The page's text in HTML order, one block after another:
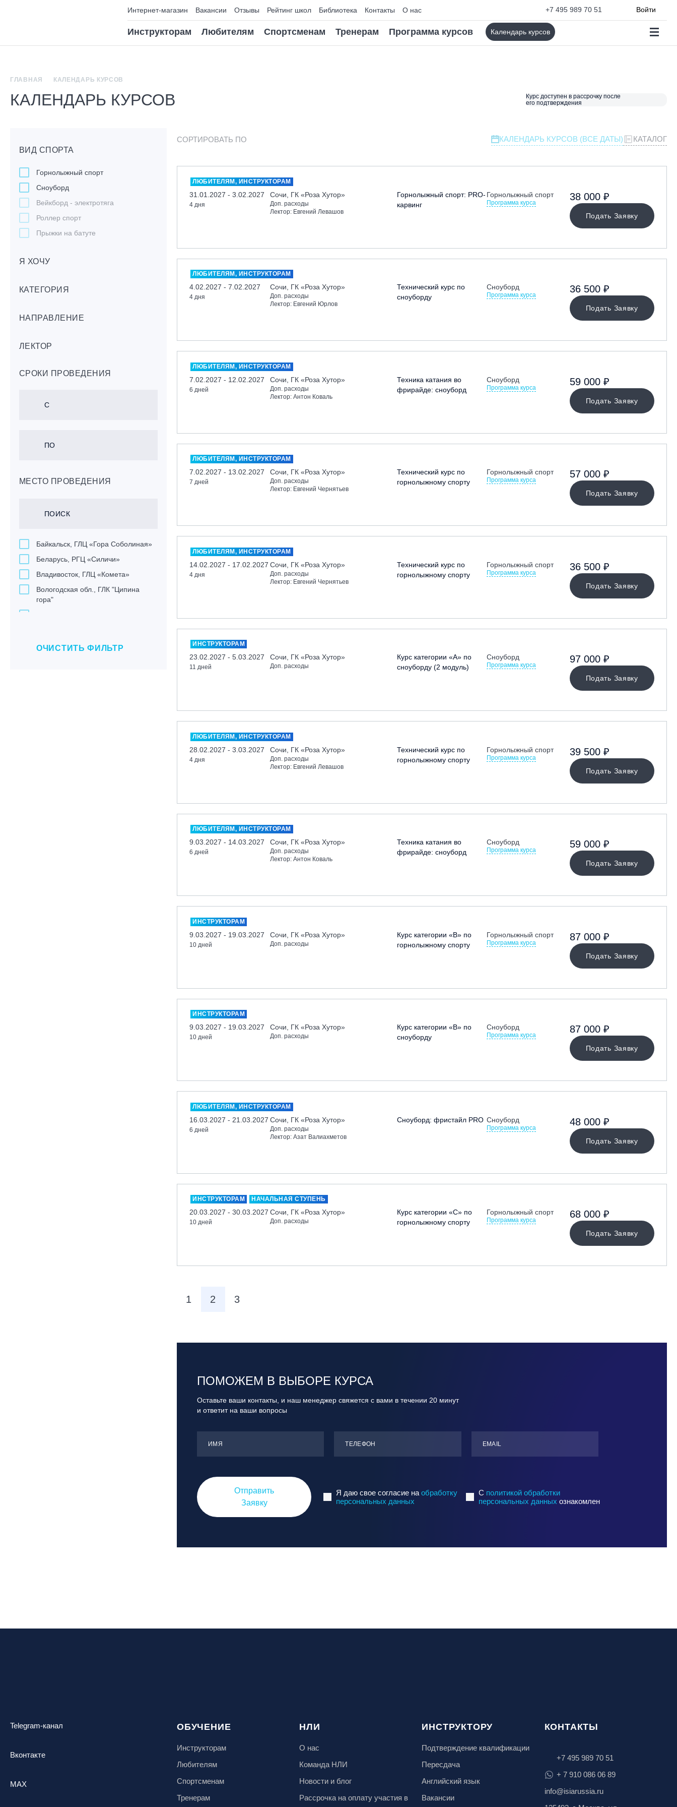
Интернет-магазин Вакансии Отзывы Рейтинг школ Библиотека Контакты О нас +7 495 989 70 51 Войти
Инструкторам Любителям Спортсменам Тренерам Программа курсов Календарь курсов
ГЛАВНАЯ КАЛЕНДАРЬ КУРСОВ
КАЛЕНДАРЬ КУРСОВ
Курс доступен в рассрочку после
его подтверждения
ВИД СПОРТА
Горнолыжный спорт
Сноуборд
Вейкборд - электротяга
Роллер спорт
Прыжки на батуте
Лонгбординг
бордах
Игровые виды спорта
Мечевой бой
Я ХОЧУ
КАТЕГОРИЯ
НАПРАВЛЕНИЕ
ЛЕКТОР
СРОКИ ПРОВЕДЕНИЯ
МЕСТО ПРОВЕДЕНИЯ
Байкальск, ГЛЦ «Гора Соболиная»
Беларусь, РГЦ «Силичи»
Владивосток, ГЛЦ «Комета»
Вологодская обл., ГЛК "Ципина
гора"
Екатеринбург, ГЛЦ «Уктус»
ОЧИСТИТЬ ФИЛЬТР
СОРТИРОВАТЬ ПО КАЛЕНДАРЬ КУРСОВ (ВСЕ ДАТЫ) КАТАЛОГ
ЛЮБИТЕЛЯМ, ИНСТРУКТОРАМ
31.01.2027 - 3.02.2027
4 дня
Сочи, ГК «Роза Хутор»
Доп. расходы
Лектор: Евгений Левашов
Горнолыжный спорт: PRO-
карвинг
Горнолыжный спорт
Программа курса
Подать Заявку
38 000 ₽
ЛЮБИТЕЛЯМ, ИНСТРУКТОРАМ
4.02.2027 - 7.02.2027
4 дня
Сочи, ГК «Роза Хутор»
Доп. расходы
Лектор: Евгений Юрлов
Технический курс по
сноуборду
Сноуборд
Программа курса
Подать Заявку
36 500 ₽
ЛЮБИТЕЛЯМ, ИНСТРУКТОРАМ
7.02.2027 - 12.02.2027
6 дней
Сочи, ГК «Роза Хутор»
Доп. расходы
Лектор: Антон Коваль
Техника катания во
фрирайде: сноуборд
Сноуборд
Программа курса
Подать Заявку
59 000 ₽
ЛЮБИТЕЛЯМ, ИНСТРУКТОРАМ
7.02.2027 - 13.02.2027
7 дней
Сочи, ГК «Роза Хутор»
Доп. расходы
Лектор: Евгений Чернятьев
Технический курс по
горнолыжному спорту
Горнолыжный спорт
Программа курса
Подать Заявку
57 000 ₽
ЛЮБИТЕЛЯМ, ИНСТРУКТОРАМ
14.02.2027 - 17.02.2027
4 дня
Сочи, ГК «Роза Хутор»
Доп. расходы
Лектор: Евгений Чернятьев
Технический курс по
горнолыжному спорту
Горнолыжный спорт
Программа курса
Подать Заявку
36 500 ₽
ИНСТРУКТОРАМ
23.02.2027 - 5.03.2027
11 дней
Сочи, ГК «Роза Хутор»
Доп. расходы
Курс категории «А» по
сноуборду (2 модуль)
Сноуборд
Программа курса
Подать Заявку
97 000 ₽
ЛЮБИТЕЛЯМ, ИНСТРУКТОРАМ
28.02.2027 - 3.03.2027
4 дня
Сочи, ГК «Роза Хутор»
Доп. расходы
Лектор: Евгений Левашов
Технический курс по
горнолыжному спорту
Горнолыжный спорт
Программа курса
Подать Заявку
39 500 ₽
ЛЮБИТЕЛЯМ, ИНСТРУКТОРАМ
9.03.2027 - 14.03.2027
6 дней
Сочи, ГК «Роза Хутор»
Доп. расходы
Лектор: Антон Коваль
Техника катания во
фрирайде: сноуборд
Сноуборд
Программа курса
Подать Заявку
59 000 ₽
ИНСТРУКТОРАМ
9.03.2027 - 19.03.2027
10 дней
Сочи, ГК «Роза Хутор»
Доп. расходы
Курс категории «В» по
горнолыжному спорту
Горнолыжный спорт
Программа курса
Подать Заявку
87 000 ₽
ИНСТРУКТОРАМ
9.03.2027 - 19.03.2027
10 дней
Сочи, ГК «Роза Хутор»
Доп. расходы
Курс категории «В» по
сноуборду
Сноуборд
Программа курса
Подать Заявку
87 000 ₽
ЛЮБИТЕЛЯМ, ИНСТРУКТОРАМ
16.03.2027 - 21.03.2027
6 дней
Сочи, ГК «Роза Хутор»
Доп. расходы
Лектор: Азат Валиахметов
Сноуборд: фристайл PRO Сноуборд
Программа курса
Подать Заявку
48 000 ₽
ИНСТРУКТОРАМ НАЧАЛЬНАЯ СТУПЕНЬ
20.03.2027 - 30.03.2027
10 дней
Сочи, ГК «Роза Хутор»
Доп. расходы
Курс категории «С» по
горнолыжному спорту
Горнолыжный спорт
Программа курса
Подать Заявку
68 000 ₽
1 2 3
ПОМОЖЕМ В ВЫБОРЕ КУРСА
Оставьте ваши контакты, и наш менеджер свяжется с вами в течении 20 минут
и ответит на ваши вопросы
ИМЯ ТЕЛЕФОН ЕMАIL
Отправить
Заявку
Я даю свое согласие наобработку
персональных данных
C политикой обработки
персональных данных ознакомлен
Telegram-канал
Вконтакте
MAX
ОБУЧЕНИЕ
Инструкторам
Любителям
Спортсменам
Тренерам
НЛИ
О нас
Команда НЛИ
Новости и блог
Рассрочка на оплату участия в
ИНСТРУКТОРУ
Подтверждение квалификации
Пересдача
Английский язык
Вакансии
КОНТАКТЫ
+7 495 989 70 51
+ 7 910 086 06 89
info@isiarussia.ru